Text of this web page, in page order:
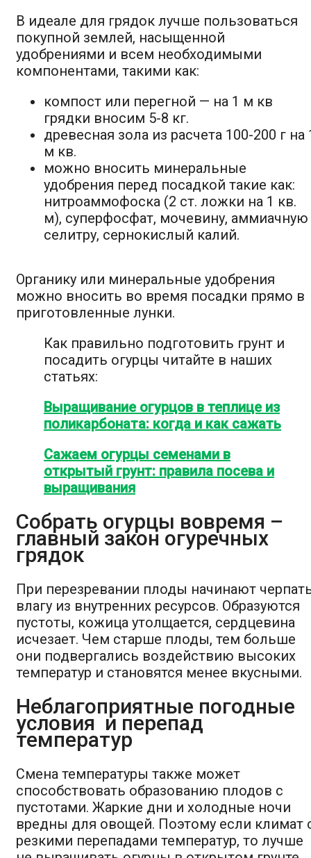
В идеале для грядок лучше пользоваться
покупной землей, насыщенной
удобрениями и всем необходимыми
компонентами, такими как:
компост или перегной — на 1 м кв
грядки вносим 5-8 кг.
древесная зола из расчета 100-200 г на
м кв.
можно вносить минеральные
удобрения перед посадкой такие как:
нитроаммофоска (2 ст. ложки на 1 кв.
м), суперфосфат, мочевину, аммиачную
селитру, сернокислый калий.
Органику или минеральные удобрения
можно вносить во время посадки прямо в
приготовленные лунки.
Как правильно подготовить грунт и
посадить огурцы читайте в наших
статьях:
Выращивание огурцов в теплице из
поликарбоната: когда и как сажать
Сажаем огурцы семенами в
открытый грунт: правила посева и
выращивания
Собрать огурцы вовремя –
главный закон огуречных
грядок
При перезревании плоды начинают
влагу из внутренних ресурсов. Образуются
пустоты, кожица утолщается, сердцевина
исчезает. Чем старше плоды, тем больше
они подвергались воздействию высоких
температур и становятся менее вкусными.
Неблагоприятные погодные
условия и перепад
температур
Смена температуры также может
способствовать образованию плодов с
пустотами. Жаркие дни и холодные ночи
вредны для овощей. Поэтому если климат
резкими перепадами температур, то лучше